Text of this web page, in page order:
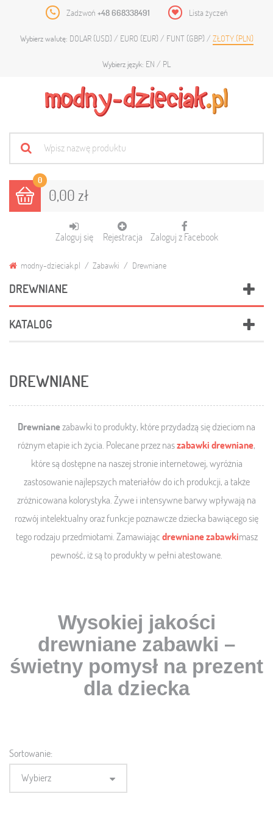
Zadzwoń +48 668338491 Lista życzeń
Wybierz walutę: DOLAR (USD) EURO (EUR) FUNT (GBP) ZŁOTY (PLN)
Wybierz język: EN PL
0
0,00 zł
Zaloguj się Rejestracja Zaloguj z Facebook
modny-dzieciak.pl Zabawki Drewniane
DREWNIANE
KATALOG
DREWNIANE
Drewnianezabawki to produkty, które przydadzą się dzieciom na
różnym etapie ich życia. Polecane przez naszabawki drewniane,
które są dostępne na naszej stronie internetowej, wyróżnia
zastosowanie najlepszych materiałów do ich produkcji, a także
zróżnicowana kolorystyka. Żywe i intensywne barwy wpływają na
rozwój intelektualny oraz funkcje poznawcze dziecka bawiącego się
tego rodzaju przedmiotami. Zamawiającdrewniane zabawkimasz
pewność, iż są to produkty w pełni atestowane.
Wysokiej jakości
drewniane zabawki –
świetny pomysł na prezent
dla dziecka
Sortowanie:
Wybierz